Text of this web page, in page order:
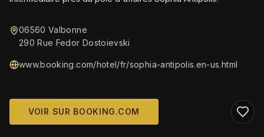
06560 Valbonne
290 Rue Fedor Dostoievski
www.booking.com/hotel/fr/sophia-antipolis.en-us.html
VOIR SUR BOOKING.COM